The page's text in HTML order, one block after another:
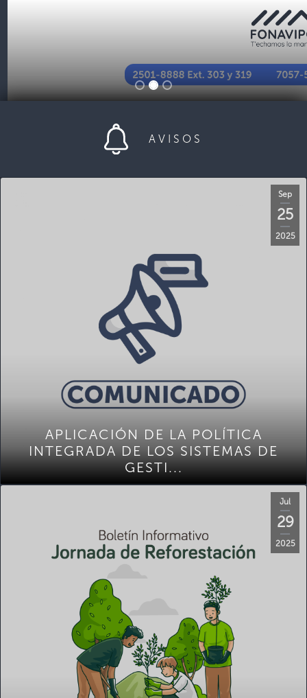
AVISOS
Sep
25
2025
APLICACIÓN DE LA POLÍTICA
INTEGRADA DE LOS SISTEMAS DE
GESTI...
Jul
29
2025